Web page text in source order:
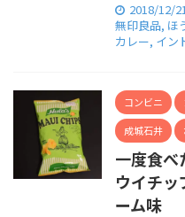
2018/12/
無印良品, ほ
カレー, イン
コンビニ
成城石井
一度食べ
ウイチッ
ーム味